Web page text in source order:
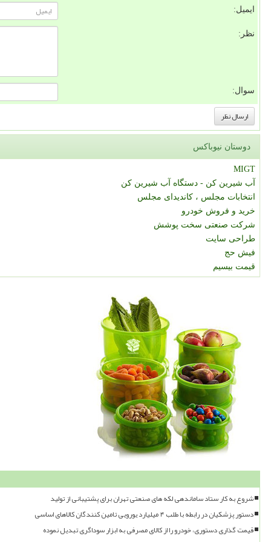
ایمیل:
نظر:
سوال:
دوستان نیوباکس
MIGT
آب شیرین کن - دستگاه آب شیرین کن
انتخابات مجلس ، کاندیدای مجلس
خرید و فروش خودرو
شرکت صنعتی سخت پوشش
طراحی سایت
فیش حج
قیمت بیسیم
شروع به کار ستاد ساماندهی لکه های صنعتی تهران برای پشتیبانی از تولید
دستور پزشکیان در رابطه با طلب ۴ میلیارد یورویی تامین کنندگان کالاهای اساسی
قیمت گذاری دستوری، خودرو را از کالای مصرفی به ابزار سوداگری تبدیل نموده